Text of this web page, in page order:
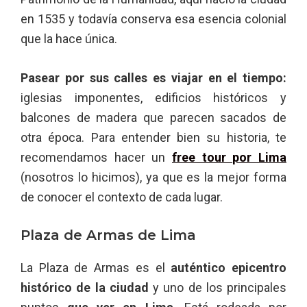
en 1535 y todavía conserva esa esencia colonial
que la hace única.
Pasear por sus calles es viajar en el tiempo:
iglesias imponentes, edificios históricos y
balcones de madera que parecen sacados de
otra época. Para entender bien su historia, te
recomendamos hacer un free tour por Lima
(nosotros lo hicimos), ya que es la mejor forma
de conocer el contexto de cada lugar.
Plaza de Armas de Lima
La Plaza de Armas es el auténtico epicentro
histórico de la ciudad y uno de los principales